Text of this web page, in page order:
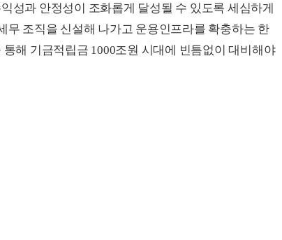
성과 안정성이 조화롭게 달성될 수 있도록 세심하게
조직을 신설해 나가고 운용인프라를 확충하는 한
해 기금적립금 1000조원 시대에 빈틈없이 대비해야